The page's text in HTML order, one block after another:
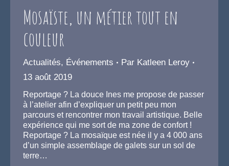
Mosaïste, un métier tout en
couleur
Actualités, Événements Par Katleen Leroy
13 août 2019
Reportage ? La douce Ines me propose de passer
à l’atelier afin d’expliquer un petit peu mon
parcours et rencontrer mon travail artistique. Belle
expérience qui me sort de ma zone de confort !
Reportage ? La mosaïque est née il y a 4 000 ans
d’un simple assemblage de galets sur un sol de
terre…